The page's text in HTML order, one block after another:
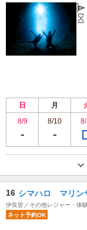
日 月
8/9
8/10
16 シマハロ マリン
伊良皆／その他レジャー・体
ネット予約OK